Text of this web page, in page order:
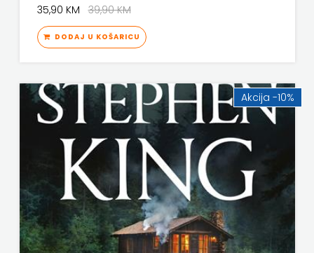
35,90 KM39,90 KM
DODAJ U KOŠARICU
Akcija -10%